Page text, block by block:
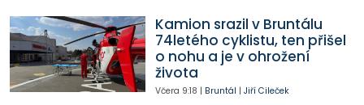
Kamion srazil v Bruntálu
74letého cyklistu, ten přišel
o nohu a je v ohrožení
života
Včera 9:18 | Bruntál | Jiří Cileček